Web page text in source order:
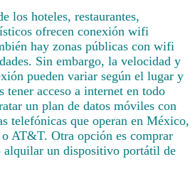
los hoteles, restaurantes,
ofrecen conexión wifi
hay zonas públicas con wifi
Sin embargo, la velocidad y
pueden variar según el lugar y
tener acceso a internet en todo
un plan de datos móviles con
telefónicas que operan en México,
AT&T. Otra opción es comprar
un dispositivo portátil de